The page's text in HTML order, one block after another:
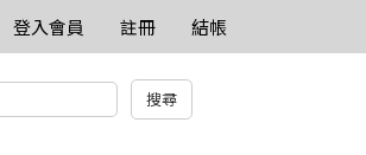
登入會員 註冊 結帳